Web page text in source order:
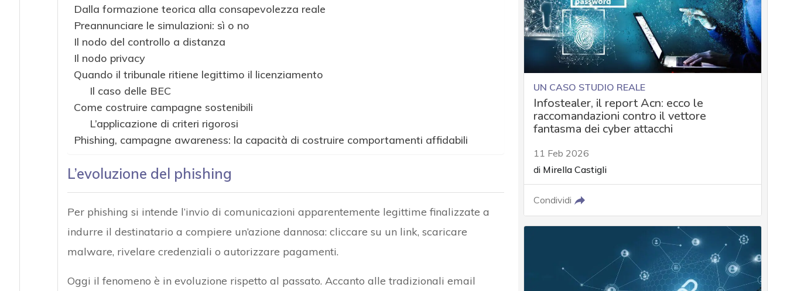
Dalla formazione teorica alla consapevolezza reale
Preannunciare le simulazioni: sì o no
Il nodo del controllo a distanza
Il nodo privacy
Quando il tribunale ritiene legittimo il licenziamento
Il caso delle BEC
Come costruire campagne sostenibili
L’applicazione di criteri rigorosi
Phishing, campagne awareness: la capacità di costruire comportamenti affidabili
L’evoluzione del phishing
Per phishing si intende l’invio di comunicazioni apparentemente legittime finalizzate a
indurre il destinatario a compiere un’azione dannosa: cliccare su un link, scaricare
malware, rivelare credenziali o autorizzare pagamenti.
Oggi il fenomeno è in evoluzione rispetto al passato. Accanto alle tradizionali email
UN CASO STUDIO REALE
Infostealer, il report Acn: ecco le
raccomandazioni contro il vettore
fantasma dei cyber attacchi
11 Feb 2026
di Mirella Castigli
Condividi